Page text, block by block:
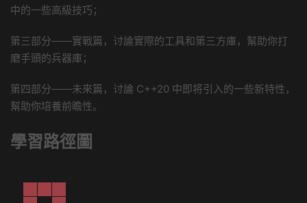
中的一些高級技巧；
第三部分——實戰篇，讨論實際的工具和第三方庫，幫助你打
磨手頭的兵器庫；
第四部分——未來篇，讨論 C++20 中即将引入的一些新特性，
幫助你培養前瞻性。
學習路徑圖